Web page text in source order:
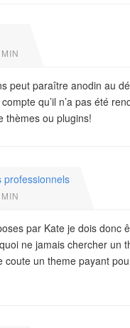
peut paraître anodin au
qu’il n’a pas été
thèmes ou plugins!
professionnels
par Kate je dois donc
ne jamais chercher
coute un theme payant